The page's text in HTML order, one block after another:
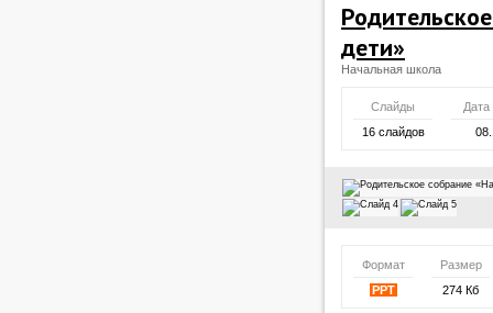
дети»
Начальная школа
Слайды
Дата
16 слайдов
Формат
Размер
PPT
274 Кб